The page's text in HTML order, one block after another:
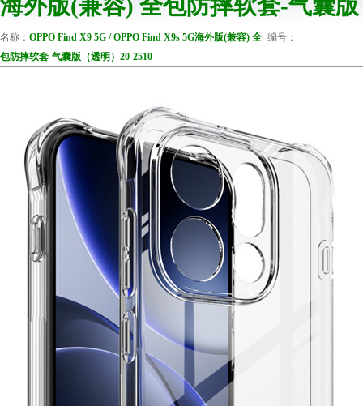
海外版(兼容) 全包防摔软套-气囊
名称： OPPO Find X9 5G / OPPO Find X9s 5G海外版(兼容) 全
包防摔软套-气囊版（透明）20-2510
编号：